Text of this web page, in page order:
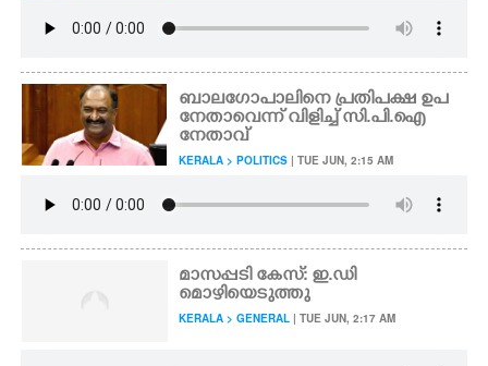
ബാലഗോപാലിനെ പ്രതിപക്ഷ ഉപ
നേതാവെന്ന് വിളിച്ച് സി.പി.ഐ
നേതാവ്
KERALA > POLITICS | TUE JUN, 2:15 AM
മാസപ്പടി കേസ്: ഇ.ഡി
മൊഴിയെടുത്തു
KERALA > GENERAL | TUE JUN, 2:17 AM